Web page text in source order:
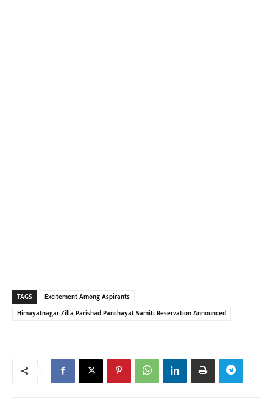
TAGS
Excitement Among Aspirants
Himayatnagar Zilla Parishad Panchayat Samiti Reservation Announced